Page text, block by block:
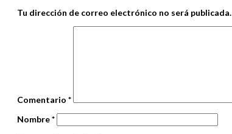
Tu dirección de correo electrónico no será publicada.
Comentario *
Nombre*